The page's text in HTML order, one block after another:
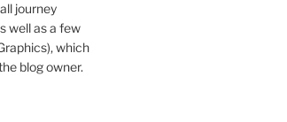
journey
well as a few
which
blog owner.